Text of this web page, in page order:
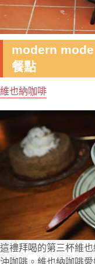
modern
餐點
維也納咖啡
這禮拜喝的第三杯維